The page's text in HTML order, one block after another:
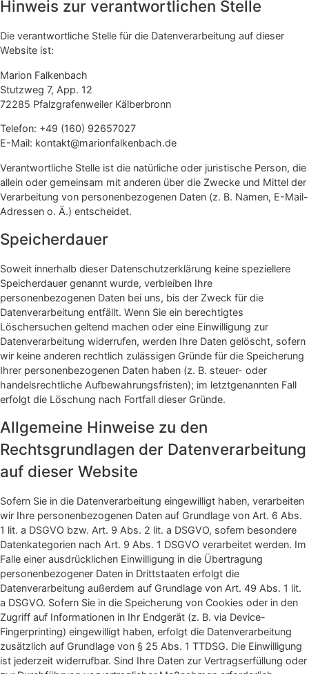
Hinweis zur verantwortlichen Stelle
Die verantwortliche Stelle für die Datenverarbeitung auf dieser
Website ist:
Marion Falkenbach
Stutzweg 7, App. 12
72285 Pfalzgrafenweiler Kälberbronn
Telefon: +49 (160) 92657027
E-Mail: kontakt@marionfalkenbach.de
Verantwortliche Stelle ist die natürliche oder juristische Person, die
allein oder gemeinsam mit anderen über die Zwecke und Mittel der
Verarbeitung von personenbezogenen Daten (z. B. Namen, E-Mail-
Adressen o. Ä.) entscheidet.
Speicherdauer
Soweit innerhalb dieser Datenschutzerklärung keine speziellere
Speicherdauer genannt wurde, verbleiben Ihre
personenbezogenen Daten bei uns, bis der Zweck für die
Datenverarbeitung entfällt. Wenn Sie ein berechtigtes
Löschersuchen geltend machen oder eine Einwilligung zur
Datenverarbeitung widerrufen, werden Ihre Daten gelöscht, sofern
wir keine anderen rechtlich zulässigen Gründe für die Speicherung
Ihrer personenbezogenen Daten haben (z. B. steuer- oder
handelsrechtliche Aufbewahrungsfristen); im letztgenannten Fall
erfolgt die Löschung nach Fortfall dieser Gründe.
Allgemeine Hinweise zu den
Rechtsgrundlagen der Datenverarbeitung
auf dieser Website
Sofern Sie in die Datenverarbeitung eingewilligt haben, verarbeiten
wir Ihre personenbezogenen Daten auf Grundlage von Art. 6 Abs.
1 lit. a DSGVO bzw. Art. 9 Abs. 2 lit. a DSGVO, sofern besondere
Datenkategorien nach Art. 9 Abs. 1 DSGVO verarbeitet werden. Im
Falle einer ausdrücklichen Einwilligung in die Übertragung
personenbezogener Daten in Drittstaaten erfolgt die
Datenverarbeitung außerdem auf Grundlage von Art. 49 Abs. 1 lit.
a DSGVO. Sofern Sie in die Speicherung von Cookies oder in den
Zugriff auf Informationen in Ihr Endgerät (z. B. via Device-
Fingerprinting) eingewilligt haben, erfolgt die Datenverarbeitung
zusätzlich auf Grundlage von § 25 Abs. 1 TTDSG. Die Einwilligung
ist jederzeit widerrufbar. Sind Ihre Daten zur Vertragserfüllung oder